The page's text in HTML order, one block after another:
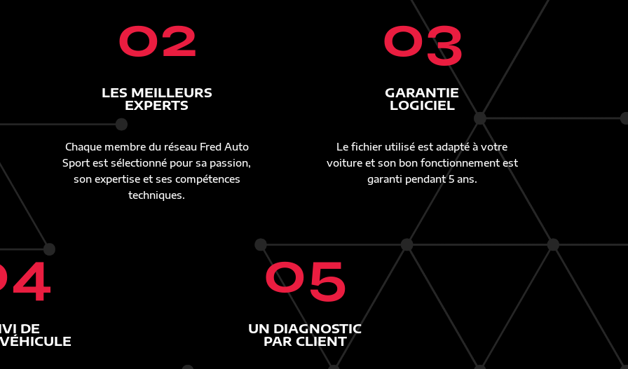
02
LES MEILLEURS
EXPERTS
Chaque membre du réseau Fred Auto
Sport est sélectionné pour sa passion,
son expertise et ses compétences
techniques.
03
GARANTIE
LOGICIEL
Le fichier utilisé est adapté à votre
voiture et son bon fonctionnement est
garanti pendant 5 ans.
DE
05
UN DIAGNOSTIC
PAR CLIENT